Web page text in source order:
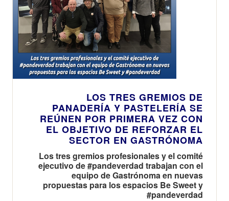
LOS TRES GREMIOS DE
PANADERÍA Y PASTELERÍA SE
REÚNEN POR PRIMERA VEZ CON
EL OBJETIVO DE REFORZAR EL
SECTOR EN GASTRÓNOMA
Los tres gremios profesionales y el comité
ejecutivo de #pandeverdad trabajan con el
equipo de Gastrónoma en nuevas
propuestas para los espacios Be Sweet y
#pandeverdad